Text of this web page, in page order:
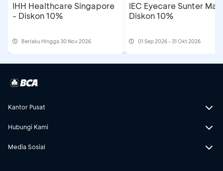
IHH Healthcare Singapore
- Diskon 10%
Berlaku Hingga 30 Nov 2026
IEC Eyecare Sunter
Diskon 10%
01 Sep 2026 - 31 Okt 2026
Kantor Pusat
Hubungi Kami
Media Sosial